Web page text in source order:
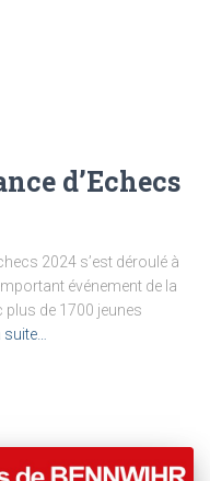
d’Echecs
2024 s’est déroulé à
événement de la
plus de 1700 jeunes
suite…